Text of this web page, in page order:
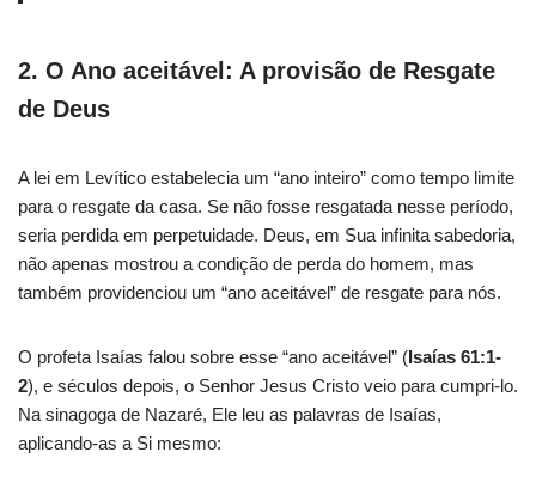
2. O Ano aceitável: A provisão de Resgate
de Deus
A lei em Levítico estabelecia um “ano inteiro” como tempo limite
para o resgate da casa. Se não fosse resgatada nesse período,
seria perdida em perpetuidade. Deus, em Sua infinita sabedoria,
não apenas mostrou a condição de perda do homem, mas
também providenciou um “ano aceitável” de resgate para nós.
O profeta Isaías falou sobre esse “ano aceitável” (Isaías 61:1-
2), e séculos depois, o Senhor Jesus Cristo veio para cumpri-lo.
Na sinagoga de Nazaré, Ele leu as palavras de Isaías,
aplicando-as a Si mesmo: